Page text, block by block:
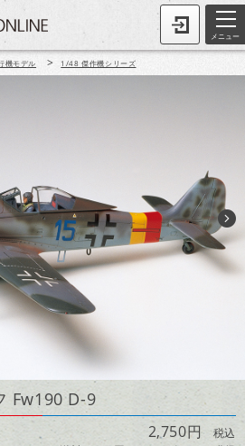
メニュー
機モデル > 1/48 傑作機シリーズ
Fw190 D-9
2,750円 税込